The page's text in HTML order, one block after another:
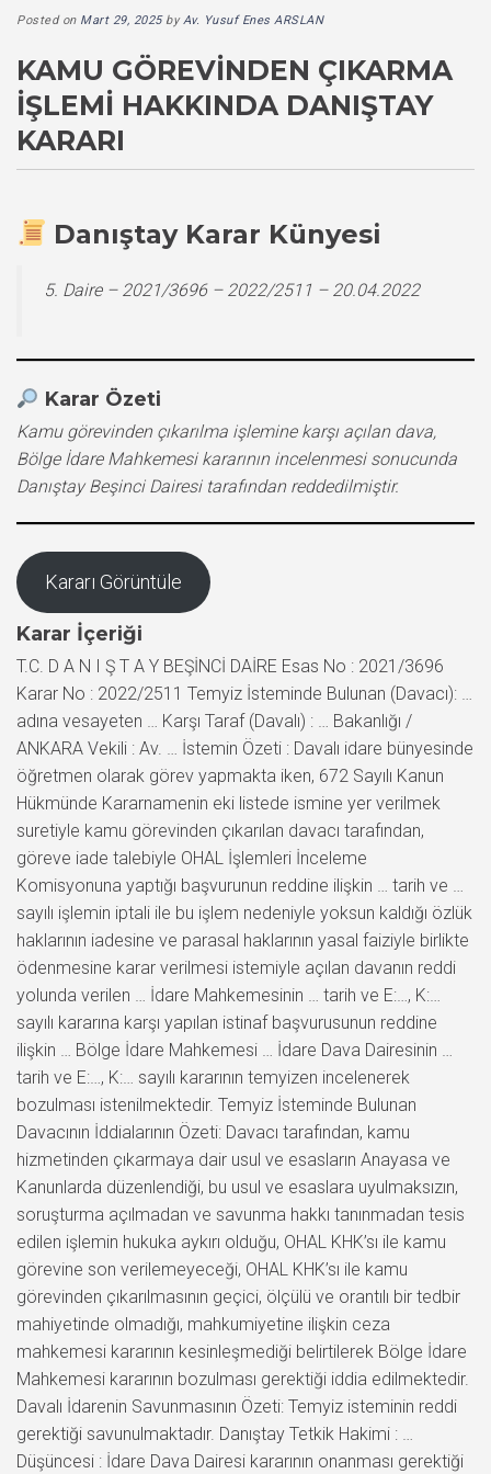
Posted on Mart 29, 2025byAv. Yusuf Enes ARSLAN
KAMU GÖREVINDEN ÇIKARMA
İŞLEMI HAKKINDA DANIŞTAY
KARARI
Danıştay Karar Künyesi
5. Daire – 2021/3696 – 2022/2511 – 20.04.2022
Karar Özeti
Kamu görevinden çıkarılma işlemine karşı açılan dava,
Bölge İdare Mahkemesi kararının incelenmesi sonucunda
Danıştay Beşinci Dairesi tarafından reddedilmiştir.
Kararı Görüntüle
Karar İçeriği
T.C. D A N I Ş T A Y BEŞİNCİ DAİRE Esas No : 2021/3696
Karar No : 2022/2511 Temyiz İsteminde Bulunan (Davacı): …
adına vesayeten … Karşı Taraf (Davalı) : … Bakanlığı /
ANKARA Vekili : Av. … İstemin Özeti : Davalı idare bünyesinde
öğretmen olarak görev yapmakta iken, 672 Sayılı Kanun
Hükmünde Kararnamenin eki listede ismine yer verilmek
suretiyle kamu görevinden çıkarılan davacı tarafından,
göreve iade talebiyle OHAL İşlemleri İnceleme
Komisyonuna yaptığı başvurunun reddine ilişkin … tarih ve …
sayılı işlemin iptali ile bu işlem nedeniyle yoksun kaldığı özlük
haklarının iadesine ve parasal haklarının yasal faiziyle birlikte
ödenmesine karar verilmesi istemiyle açılan davanın reddi
yolunda verilen … İdare Mahkemesinin … tarih ve E:…, K:…
sayılı kararına karşı yapılan istinaf başvurusunun reddine
ilişkin … Bölge İdare Mahkemesi … İdare Dava Dairesinin …
tarih ve E:…, K:… sayılı kararının temyizen incelenerek
bozulması istenilmektedir. Temyiz İsteminde Bulunan
Davacının İddialarının Özeti: Davacı tarafından, kamu
hizmetinden çıkarmaya dair usul ve esasların Anayasa ve
Kanunlarda düzenlendiği, bu usul ve esaslara uyulmaksızın,
soruşturma açılmadan ve savunma hakkı tanınmadan tesis
edilen işlemin hukuka aykırı olduğu, OHAL KHK’sı ile kamu
görevine son verilemeyeceği, OHAL KHK’sı ile kamu
görevinden çıkarılmasının geçici, ölçülü ve orantılı bir tedbir
mahiyetinde olmadığı, mahkumiyetine ilişkin ceza
mahkemesi kararının kesinleşmediği belirtilerek Bölge İdare
Mahkemesi kararının bozulması gerektiği iddia edilmektedir.
Davalı İdarenin Savunmasının Özeti: Temyiz isteminin reddi
gerektiği savunulmaktadır. Danıştay Tetkik Hakimi : …
Düşüncesi : İdare Dava Dairesi kararının onanması gerektiği